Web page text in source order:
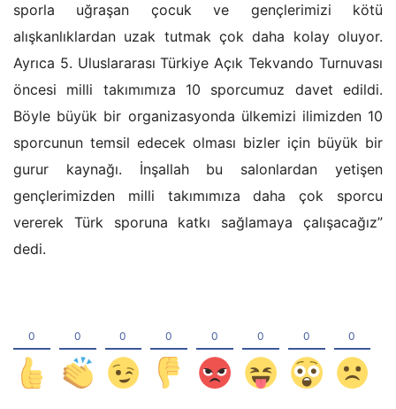
sporla uğraşan çocuk ve gençlerimizi kötü
alışkanlıklardan uzak tutmak çok daha kolay oluyor.
Ayrıca 5. Uluslararası Türkiye Açık Tekvando Turnuvası
öncesi milli takımımıza 10 sporcumuz davet edildi.
Böyle büyük bir organizasyonda ülkemizi ilimizden 10
sporcunun temsil edecek olması bizler için büyük bir
gurur kaynağı. İnşallah bu salonlardan yetişen
gençlerimizden milli takımımıza daha çok sporcu
vererek Türk sporuna katkı sağlamaya çalışacağız”
dedi.